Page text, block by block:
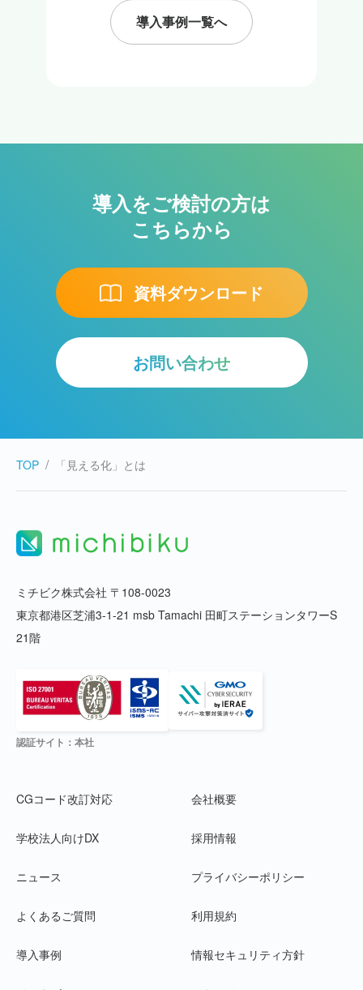
導入事例一覧へ
導入をご検討の方は
こちらから
資料ダウンロード
お問い合わせ
TOP 「見える化」とは
ミチビク株式会社 〒108-0023
東京都港区芝浦3-1-21 msb Tamachi 田町ステーションタワーS
21階
認証サイト：本社
CGコード改訂対応
学校法人向けDX
ニュース
よくあるご質問
導入事例
会社概要
採用情報
プライバシーポリシー
利用規約
情報セキュリティ方針